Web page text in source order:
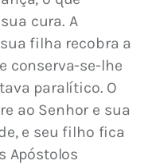
cura. A
filha recobra a
conserva-se-lhe
paralítico. O
ao Senhor e sua
e seu filho fica
Apóstolos